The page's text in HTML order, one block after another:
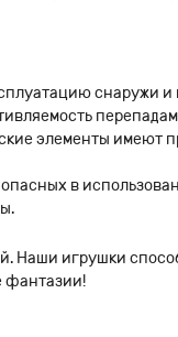
снаружи
элементы имеют
в
Наши игрушки
фантазии!